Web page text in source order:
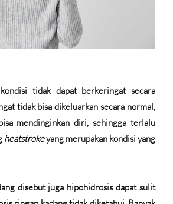
tidak dapat berkeringat secara
tidak bisa dikeluarkan secara normal,
mendinginkan diri, sehingga terlalu
heatstrokeyang merupakan kondisi yang
disebut juga hipohidrosis dapat sulit